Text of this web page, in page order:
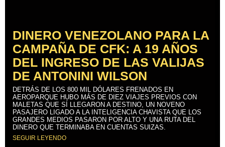
DINERO VENEZOLANO PARA LA
CAMPAÑA DE CFK: A 19 AÑOS
DEL INGRESO DE LAS VALIJAS
DE ANTONINI WILSON
DETRÁS DE LOS 800 MIL DÓLARES FRENADOS EN
AEROPARQUE HUBO MÁS DE DIEZ VIAJES PREVIOS CON
MALETAS QUE SÍ LLEGARON A DESTINO, UN NOVENO
PASAJERO LIGADO A LA INTELIGENCIA CHAVISTA QUE LOS
GRANDES MEDIOS PASARON POR ALTO Y UNA RUTA DEL
DINERO QUE TERMINABA EN CUENTAS SUIZAS.
SEGUIR LEYENDO